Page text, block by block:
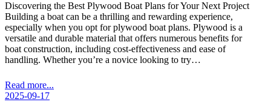
Discovering the Best Plywood Boat Plans for Your Next Project
Building a boat can be a thrilling and rewarding experience,
especially when you opt for plywood boat plans. Plywood is a
versatile and durable material that offers numerous benefits for
boat construction, including cost-effectiveness and ease of
handling. Whether you’re a novice looking to try…
Read more...
2025-09-17